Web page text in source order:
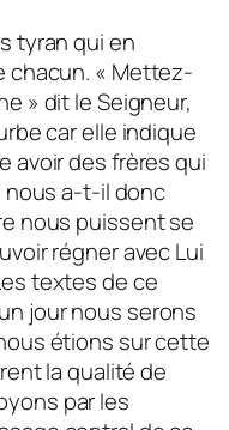
tyran qui en
chacun. « Mettez-
» dit le Seigneur,
car elle indique
avoir des frères qui
nous a-t-il donc
nous puissent se
régner avec Lui
textes de ce
jour nous serons
étions sur cette
la qualité de
par les